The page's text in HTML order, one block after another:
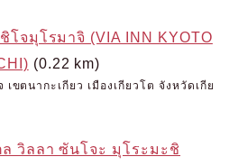
โจมุโรมาจิ (VIA INN KYOTO
(0.22 km)
ขตนากะเกียว เมืองเกียวโต จังหวัดเกีย
วิลลา ซันโจะ มุโระมะชิ